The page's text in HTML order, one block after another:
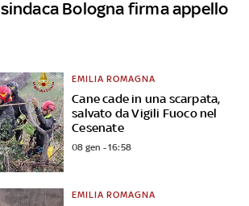
Bologna firma appello
Cane cade in una scarpata,
salvato da Vigili Fuoco nel
Cesenate
EMILIA ROMAGNA
08 gen - 16:58
EMILIA ROMAGNA